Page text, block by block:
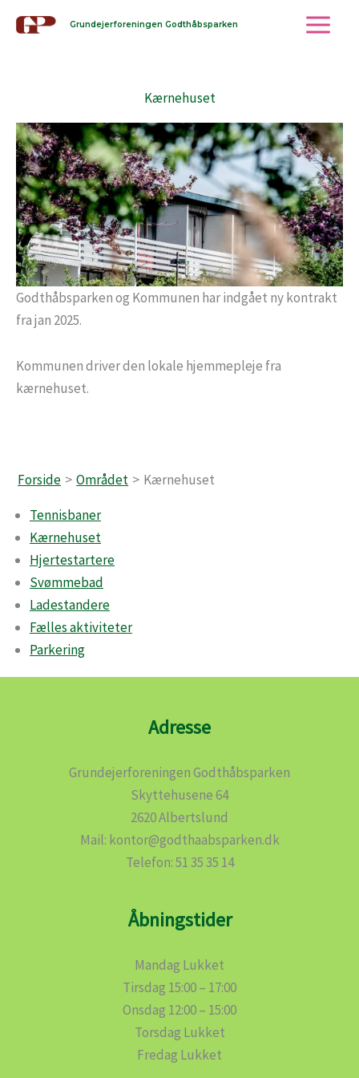
Grundejerforeningen Godthåbsparken
Kærnehuset
Godthåbsparken og Kommunen har indgået ny kontrakt
fra jan 2025.
Kommunen driver den lokale hjemmepleje fra
kærnehuset.
Forside Området
Kærnehuset
Tennisbaner
Kærnehuset
Hjertestartere
Svømmebad
Ladestandere
Fælles aktiviteter
Parkering
Adresse
Grundejerforeningen Godthåbsparken
Skyttehusene 64
2620 Albertslund
Mail: kontor@godthaabsparken.dk
Telefon: 51 35 35 14
Åbningstider
Mandag Lukket
Tirsdag 15:00 – 17:00
Onsdag 12:00 – 15:00
Torsdag Lukket
Fredag Lukket